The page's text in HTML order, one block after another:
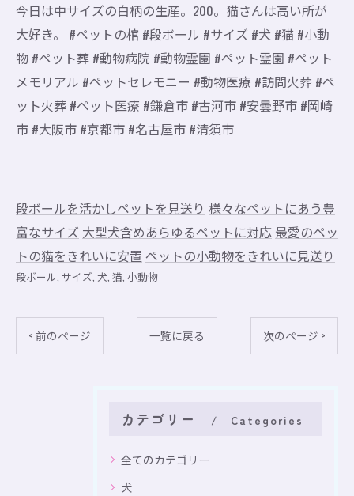
今日は中サイズの白柄の生産。200。猫さんは高い所が
大好き。 #ペットの棺 #段ボール #サイズ #犬 #猫 #小動
物 #ペット葬 #動物病院 #動物霊園 #ペット霊園 #ペット
メモリアル #ペットセレモニー #動物医療 #訪問火葬 #ペ
ット火葬 #ペット医療 #鎌倉市 #古河市 #安曇野市 #岡崎
市 #大阪市 #京都市 #名古屋市 #清須市
段ボールを活かしペットを見送り 様々なペットにあう豊
富なサイズ 大型犬含めあらゆるペットに対応 最愛のペッ
トの猫をきれいに安置 ペットの小動物をきれいに見送り
段ボール サイズ 犬 猫 小動物
< 前のページ 一覧に戻る 次のページ >
カテゴリー Categories
全てのカテゴリー
犬